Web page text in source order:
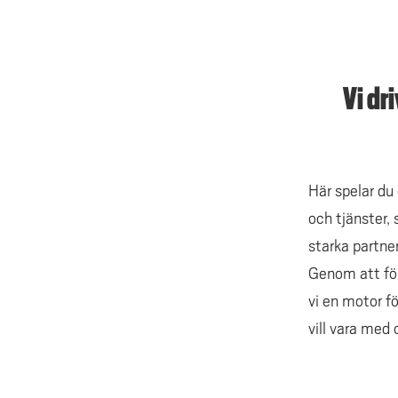
Vi
Här spelar
och tjänster,
starka
Genom att
vi en motor
vill vara med